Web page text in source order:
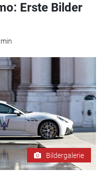
Erste Bilder
Bildergalerie